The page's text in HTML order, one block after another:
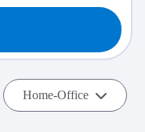
Home-Office